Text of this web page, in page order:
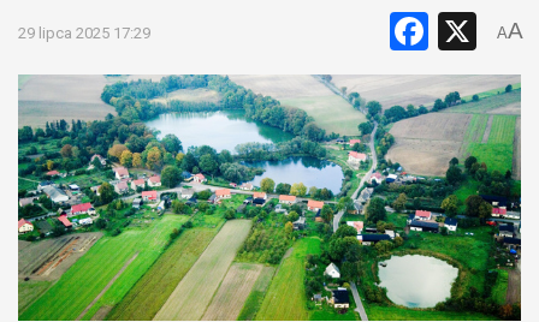
29 lipca 2025 17:29 X
AA